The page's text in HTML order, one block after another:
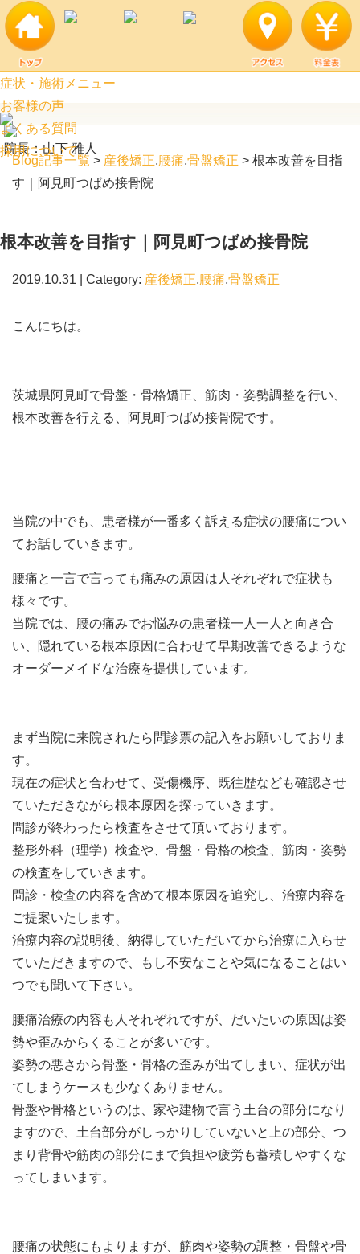
根本改善を目指す｜阿見町つばめ接骨院 | 阿見町口コミ上位のつばめ接
骨院
症状・施術メニュー
お客様の声
よくある質問
採用について
院長：山下 雅人
Blog記事一覧 > 産後矯正,腰痛,骨盤矯正 > 根本改善を目指
す｜阿見町つばめ接骨院
根本改善を目指す｜阿見町つばめ接骨院
2019.10.31 | Category: 産後矯正,腰痛,骨盤矯正
こんにちは。
茨城県阿見町で骨盤・骨格矯正、筋肉・姿勢調整を行い、
根本改善を行える、阿見町つばめ接骨院です。
当院の中でも、患者様が一番多く訴える症状の腰痛につい
てお話していきます。
腰痛と一言で言っても痛みの原因は人それぞれで症状も
様々です。
当院では、腰の痛みでお悩みの患者様一人一人と向き合
い、隠れている根本原因に合わせて早期改善できるような
オーダーメイドな治療を提供しています。
まず当院に来院されたら問診票の記入をお願いしておりま
す。
現在の症状と合わせて、受傷機序、既往歴なども確認させ
ていただきながら根本原因を探っていきます。
問診が終わったら検査をさせて頂いております。
整形外科（理学）検査や、骨盤・骨格の検査、筋肉・姿勢
の検査をしていきます。
問診・検査の内容を含めて根本原因を追究し、治療内容を
ご提案いたします。
治療内容の説明後、納得していただいてから治療に入らせ
ていただきますので、もし不安なことや気になることはい
つでも聞いて下さい。
腰痛治療の内容も人それぞれですが、だいたいの原因は姿
勢や歪みからくることが多いです。
姿勢の悪さから骨盤・骨格の歪みが出てしまい、症状が出
てしまうケースも少なくありません。
骨盤や骨格というのは、家や建物で言う土台の部分になり
ますので、土台部分がしっかりしていないと上の部分、つ
まり背骨や筋肉の部分にまで負担や疲労も蓄積しやすくな
ってしまいます。
腰痛の状態にもよりますが、筋肉や姿勢の調整・骨盤や骨